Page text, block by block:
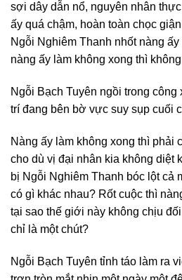
sợi dây dẫn nổ, nguyên nhân
ấy quá chậm, hoàn toàn chọc
Ngỗi Nghiêm Thanh nhốt nàng
nàng ấy làm không xong thì
Ngỗi Bạch Tuyên ngồi trong
trí đang bên bờ vực suy sụp cuối
Nàng ấy làm không xong thì phải
cho dù vị đại nhân kia không diệt
bị Ngỗi Nghiêm Thanh bóc lột cả
có gì khác nhau? Rốt cuộc thì
tại sao thế giới này không chịu
chỉ là một chút?
Ngỗi Bạch Tuyên tỉnh táo làm ra